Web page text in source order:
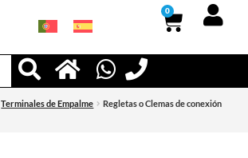
0
Terminales de Empalme
Regletas o Clemas de conexión